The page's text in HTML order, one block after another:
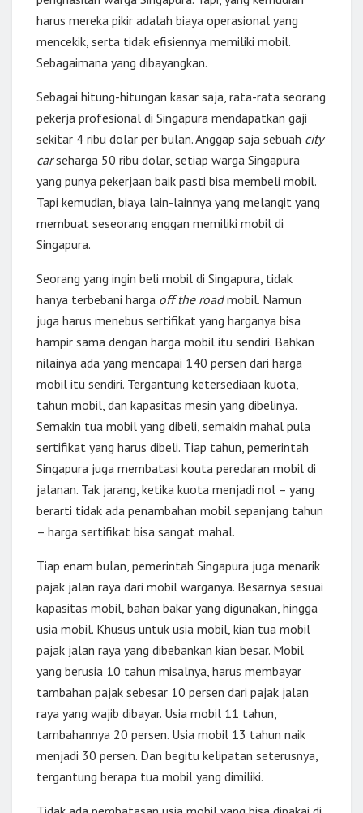
harus mereka pikir adalah biaya operasional yang
mencekik, serta tidak efisiennya memiliki mobil.
Sebagaimana yang dibayangkan.
Sebagai hitung-hitungan kasar saja, rata-rata seorang
pekerja profesional di Singapura mendapatkan gaji
sekitar 4 ribu dolar per bulan. Anggap saja sebuah city
carseharga 50 ribu dolar, setiap warga Singapura
yang punya pekerjaan baik pasti bisa membeli mobil.
Tapi kemudian, biaya lain-lainnya yang melangit yang
membuat seseorang enggan memiliki mobil di
Singapura.
Seorang yang ingin beli mobil di Singapura, tidak
hanya terbebani harga off the roadmobil. Namun
juga harus menebus sertifikat yang harganya bisa
hampir sama dengan harga mobil itu sendiri. Bahkan
nilainya ada yang mencapai 140 persen dari harga
mobil itu sendiri. Tergantung ketersediaan kuota,
tahun mobil, dan kapasitas mesin yang dibelinya.
Semakin tua mobil yang dibeli, semakin mahal pula
sertifikat yang harus dibeli. Tiap tahun, pemerintah
Singapura juga membatasi kouta peredaran mobil di
jalanan. Tak jarang, ketika kuota menjadi nol – yang
berarti tidak ada penambahan mobil sepanjang tahun
– harga sertifikat bisa sangat mahal.
Tiap enam bulan, pemerintah Singapura juga menarik
pajak jalan raya dari mobil warganya. Besarnya sesuai
kapasitas mobil, bahan bakar yang digunakan, hingga
usia mobil. Khusus untuk usia mobil, kian tua mobil
pajak jalan raya yang dibebankan kian besar. Mobil
yang berusia 10 tahun misalnya, harus membayar
tambahan pajak sebesar 10 persen dari pajak jalan
raya yang wajib dibayar. Usia mobil 11 tahun,
tambahannya 20 persen. Usia mobil 13 tahun naik
menjadi 30 persen. Dan begitu kelipatan seterusnya,
tergantung berapa tua mobil yang dimiliki.